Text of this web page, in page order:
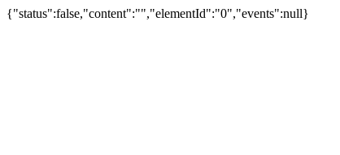
{"status":false,"content":"","elementId":"0","events":null}